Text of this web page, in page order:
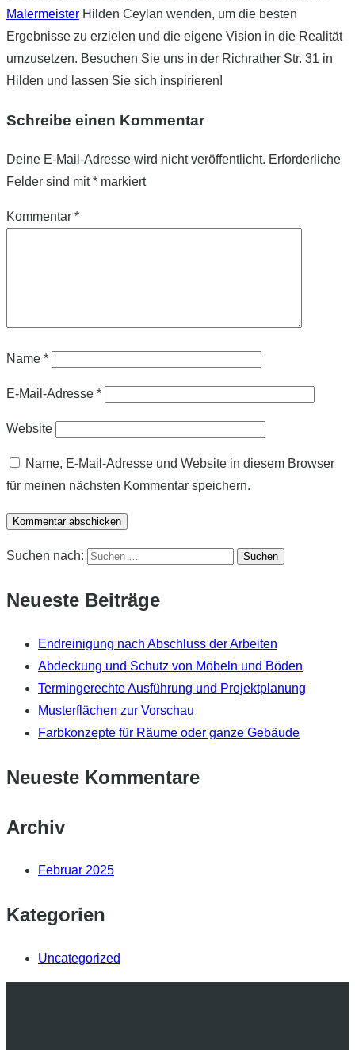
Malermeister Hilden Ceylan wenden, um die besten
Ergebnisse zu erzielen und die eigene Vision in die Realität
umzusetzen. Besuchen Sie uns in der Richrather Str. 31 in
Hilden und lassen Sie sich inspirieren!
Schreibe einen Kommentar
Deine E-Mail-Adresse wird nicht veröffentlicht. Erforderliche
Felder sind mit* markiert
Kommentar *
Name *
E-Mail-Adresse *
Website
Name, E-Mail-Adresse und Website in diesem Browser
für meinen nächsten Kommentar speichern.
Suchen nach:
Neueste Beiträge
Endreinigung nach Abschluss der Arbeiten
Abdeckung und Schutz von Möbeln und Böden
Termingerechte Ausführung und Projektplanung
Musterflächen zur Vorschau
Farbkonzepte für Räume oder ganze Gebäude
Neueste Kommentare
Archiv
Februar 2025
Kategorien
Uncategorized